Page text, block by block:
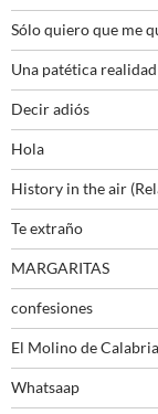
Sólo quiero que me
Una patética realidad
Decir adiós
Hola
History in the air
Te extraño
MARGARITAS
confesiones
El Molino de
Whatsaap